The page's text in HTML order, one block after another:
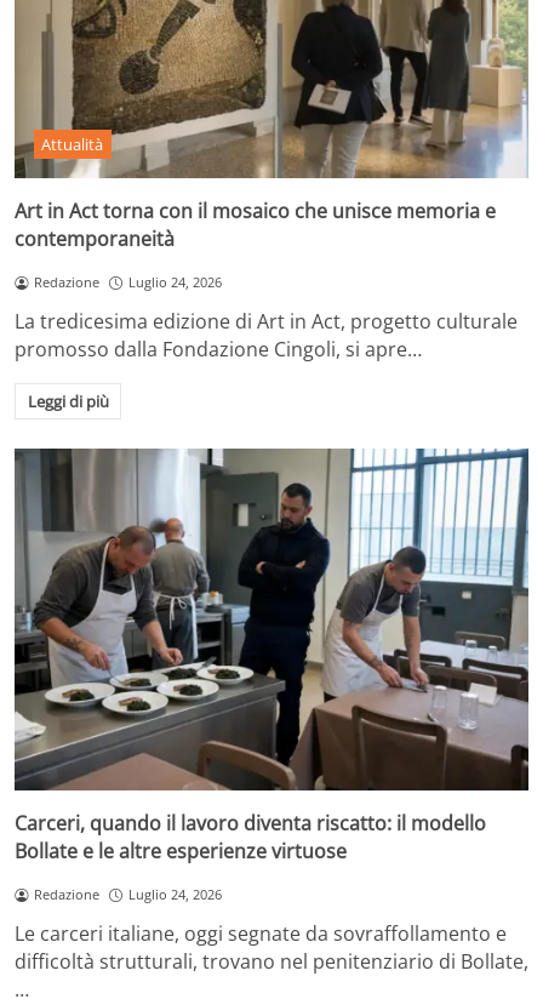
Attualità
Art in Act torna con il mosaico che unisce memoria e
contemporaneità
Redazione Luglio 24, 2026
La tredicesima edizione di Art in Act, progetto culturale
promosso dalla Fondazione Cingoli, si apre…
Leggi di più
Carceri, quando il lavoro diventa riscatto: il modello
Bollate e le altre esperienze virtuose
Redazione Luglio 24, 2026
Le carceri italiane, oggi segnate da sovraffollamento e
difficoltà strutturali, trovano nel penitenziario di Bollate,
…